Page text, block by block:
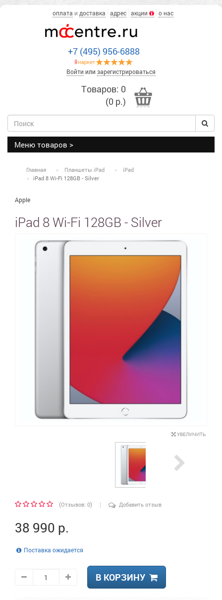
оплата и доставка адрес акции о нас
+7 (495) 956-6888
Войти или зарегистрироваться
Товаров: 0
(0 р.)
Меню товаров >
Главная Планшеты iPad
iPad
iPad 8 Wi-Fi 128GB - Silver
Apple
iPad 8 Wi-Fi 128GB - Silver
УВЕЛИЧИТЬ
(Отзывов: 0) | Добавить отзыв
38 990 р.
Поставка ожидается
В КОРЗИНУ